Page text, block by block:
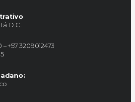
D.C.
– +57 3209012473